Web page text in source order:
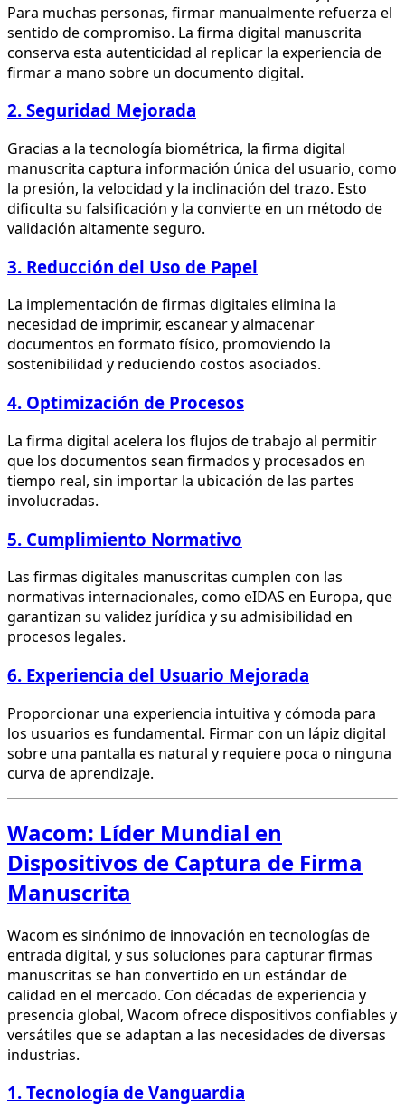
Para muchas personas, firmar manualmente refuerza el
sentido de compromiso. La firma digital manuscrita
conserva esta autenticidad al replicar la experiencia de
firmar a mano sobre un documento digital.
2. Seguridad Mejorada
Gracias a la tecnología biométrica, la firma digital
manuscrita captura información única del usuario, como
la presión, la velocidad y la inclinación del trazo. Esto
dificulta su falsificación y la convierte en un método de
validación altamente seguro.
3. Reducción del Uso de Papel
La implementación de firmas digitales elimina la
necesidad de imprimir, escanear y almacenar
documentos en formato físico, promoviendo la
sostenibilidad y reduciendo costos asociados.
4. Optimización de Procesos
La firma digital acelera los flujos de trabajo al permitir
que los documentos sean firmados y procesados en
tiempo real, sin importar la ubicación de las partes
involucradas.
5. Cumplimiento Normativo
Las firmas digitales manuscritas cumplen con las
normativas internacionales, como eIDAS en Europa, que
garantizan su validez jurídica y su admisibilidad en
procesos legales.
6. Experiencia del Usuario Mejorada
Proporcionar una experiencia intuitiva y cómoda para
los usuarios es fundamental. Firmar con un lápiz digital
sobre una pantalla es natural y requiere poca o ninguna
curva de aprendizaje.
Wacom: Líder Mundial en
Dispositivos de Captura de Firma
Manuscrita
Wacom es sinónimo de innovación en tecnologías de
entrada digital, y sus soluciones para capturar firmas
manuscritas se han convertido en un estándar de
calidad en el mercado. Con décadas de experiencia y
presencia global, Wacom ofrece dispositivos confiables y
versátiles que se adaptan a las necesidades de diversas
industrias.
1. Tecnología de Vanguardia